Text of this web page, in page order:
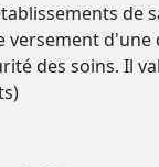
versement
des soins. Il